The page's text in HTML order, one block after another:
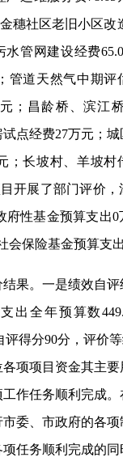
穗社区老旧小区改
水管网建设经费
管道天然气中期评
；昌龄桥、滨江
点经费27万元；
；长坡村、羊坡村
开展了部门评价
府性基金预算支出
会保险基金预算支出
结果。一是绩效自
出全年预算数
评得分90分，评价
项项目资金其主
作任务顺利完成。
委、市政府的各
任务顺利完成的